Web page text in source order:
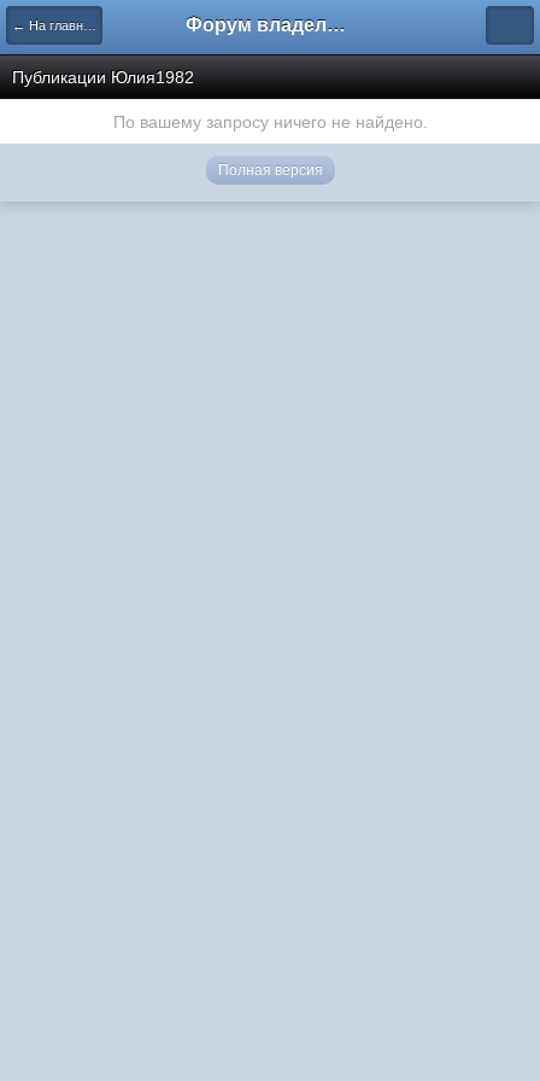
← На главную Форум владельцев интернет-магазинов
Публикации Юлия1982
По вашему запросу ничего не найдено.
Полная версия